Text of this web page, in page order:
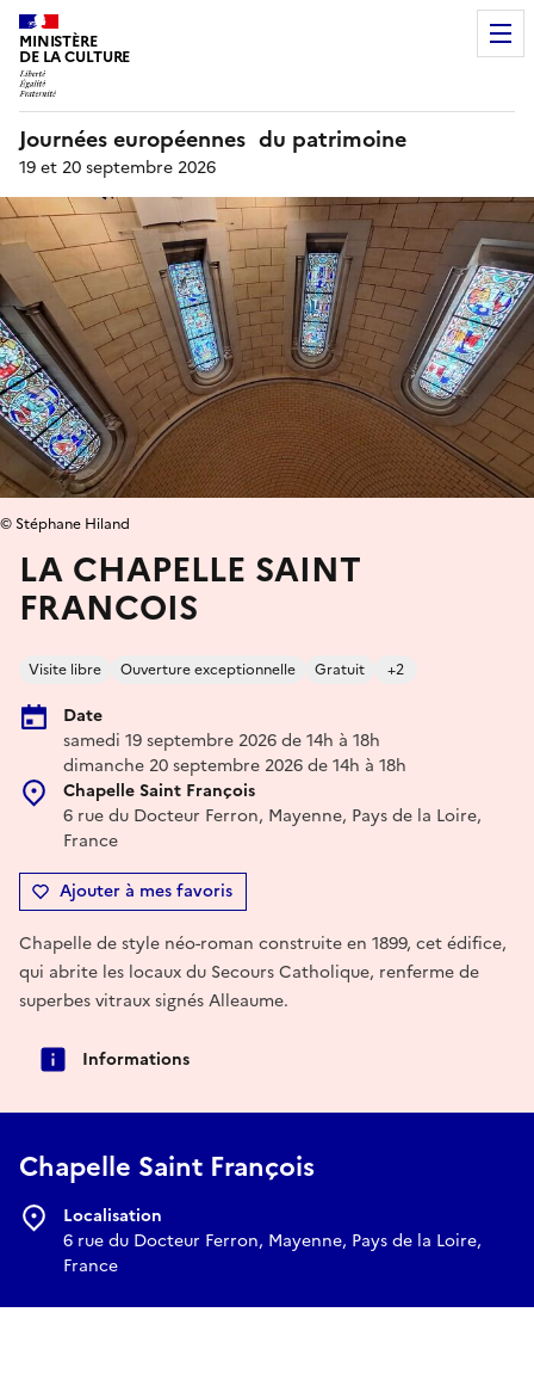
MINISTÈRE
DE LA CULTURE
Journées européennes du patrimoine
19 et 20 septembre 2026
LA CHAPELLE SAINT
FRANCOIS
Visite libre Ouverture exceptionnelle Gratuit +2
Date
samedi 19 septembre 2026 de 14h à 18h
dimanche 20 septembre 2026 de 14h à 18h
Chapelle Saint François
6 rue du Docteur Ferron, Mayenne, Pays de la Loire,
France
Ajouter à mes favoris
© Stéphane Hiland
Chapelle de style néo-roman construite en 1899, cet édifice,
qui abrite les locaux du Secours Catholique, renferme de
superbes vitraux signés Alleaume.
Informations
Chapelle Saint François
Localisation
6 rue du Docteur Ferron, Mayenne, Pays de la Loire,
France